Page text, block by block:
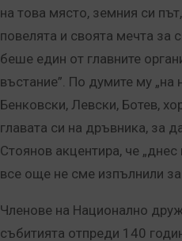
на това място, земния си
повелята и своята мечта за
беше един от главните
въстание”. По думите му „на
Бенковски, Левски, Ботев,
главата си на дръвника, за
Стоянов акцентира, че
все още не сме изпълнили
Членове на Национално
събитията отпреди 140